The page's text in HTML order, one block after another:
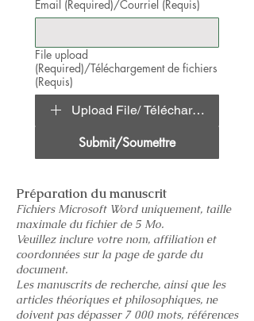
Email (Required)/Courriel (Requis)
File upload
(Required)/Téléchargement de fichiers
(Requis)
Upload File/ Télécharger le fichier
Submit/Soumettre
Préparation du manuscrit
Fichiers Microsoft Word uniquement, taille
maximale du fichier de 5 Mo.
Veuillez inclure votre nom, affiliation et
coordonnées sur la page de garde du
document.
Les manuscrits de recherche, ainsi que les
articles théoriques et philosophiques, ne
doivent pas dépasser 7 000 mots, références